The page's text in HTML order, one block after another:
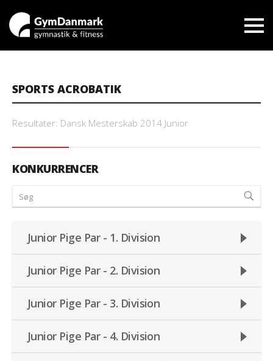
SPORTS ACROBATIK
Resultater: Dansk Mesterskab 2014 Junior
KONKURRENCER
Junior Pige Par - 1. Division
Junior Pige Par - 2. Division
Junior Pige Par - 3. Division
Junior Pige Par - 4. Division